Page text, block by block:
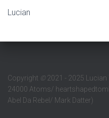
Lucian
Copyright ©2021 - 2025 Lucian
24000 Atoms/
Abel Da Rebel/ Mark Datter)